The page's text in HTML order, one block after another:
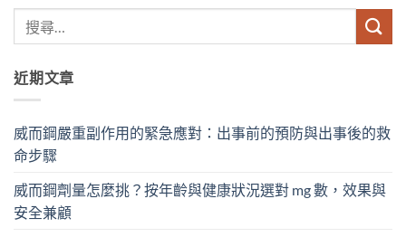
近期文章
威而鋼嚴重副作用的緊急應對：出事前的預防與出事後的救
命步驟
威而鋼劑量怎麼挑？按年齡與健康狀況選對 mg 數，效果與
安全兼顧